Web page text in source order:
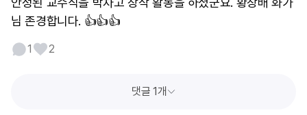
님 존경합니다. 👍👍👍
1 2
댓글 1개